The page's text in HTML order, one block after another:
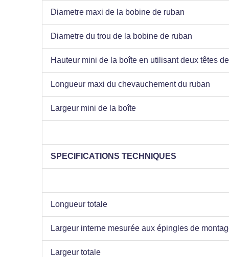
Diametre maxi de la bobine de ruban
Diametre du trou de la bobine de ruban
Hauteur mini de la boîte en utilisant deux têtes
Longueur maxi du chevauchement du ruban
Largeur mini de la boîte
SPECIFICATIONS TECHNIQUES
Longueur totale
Largeur interne mesurée aux épingles de
Largeur totale